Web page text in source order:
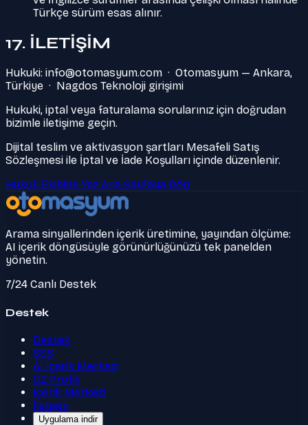
Türkçe sürüm esas alınır.
17. İLETİŞİM
Hukuki: info@otomasyum.com · Otomasyum — Ankara,
Türkiye · Nagdos Teknoloji girişimi
Hukuki, iptal veya faturalama sorularınız için doğrudan
bizimle iletişime geçin.
Dijital teslim ve aktivasyon şartları Mesafeli Satış
Sözleşmesi ile İptal ve İade Koşulları içinde düzenlenir.
Hukuk Ekibine Yaz Ana Sayfaya Dön
Arama sinyallerinden içerik üretimine, yayından ölçüme:
AI içerik döngüsüyle görünürlüğünüzü tek panelden
yönetin.
7/24 Canlı Destek
Destek
Destek
SSS
AI İçerik Merkezi
G2 Profili
İçerik Merkezi
İletişim
Uygulama indir